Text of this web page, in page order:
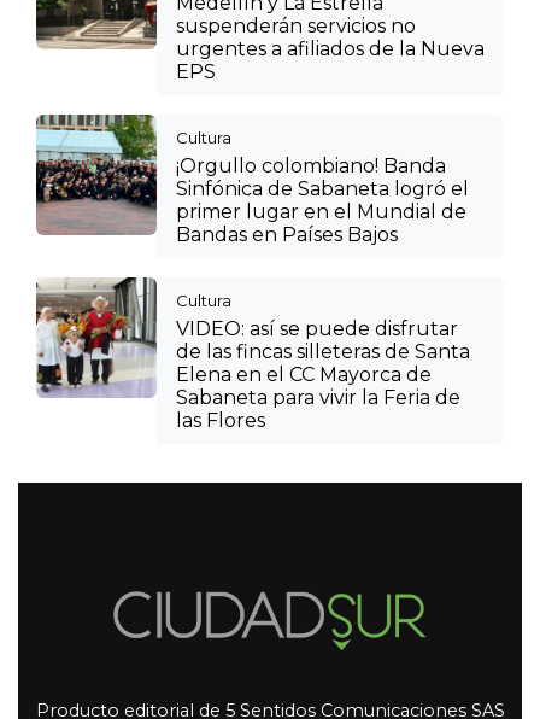
suspenderán servicios no
urgentes a afiliados de la Nueva
EPS
Cultura
¡Orgullo colombiano! Banda
Sinfónica de Sabaneta logró el
primer lugar en el Mundial de
Bandas en Países Bajos
Cultura
VIDEO: así se puede disfrutar
de las fincas silleteras de Santa
Elena en el CC Mayorca de
Sabaneta para vivir la Feria de
las Flores
Producto editorial de 5 Sentidos Comunicaciones SAS